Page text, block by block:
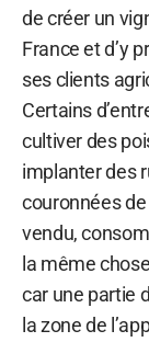
de créer un
France et d’y
ses clients
Certains
cultiver des
implanter des
couronnées
vendu,
la même
car une partie
la zone de